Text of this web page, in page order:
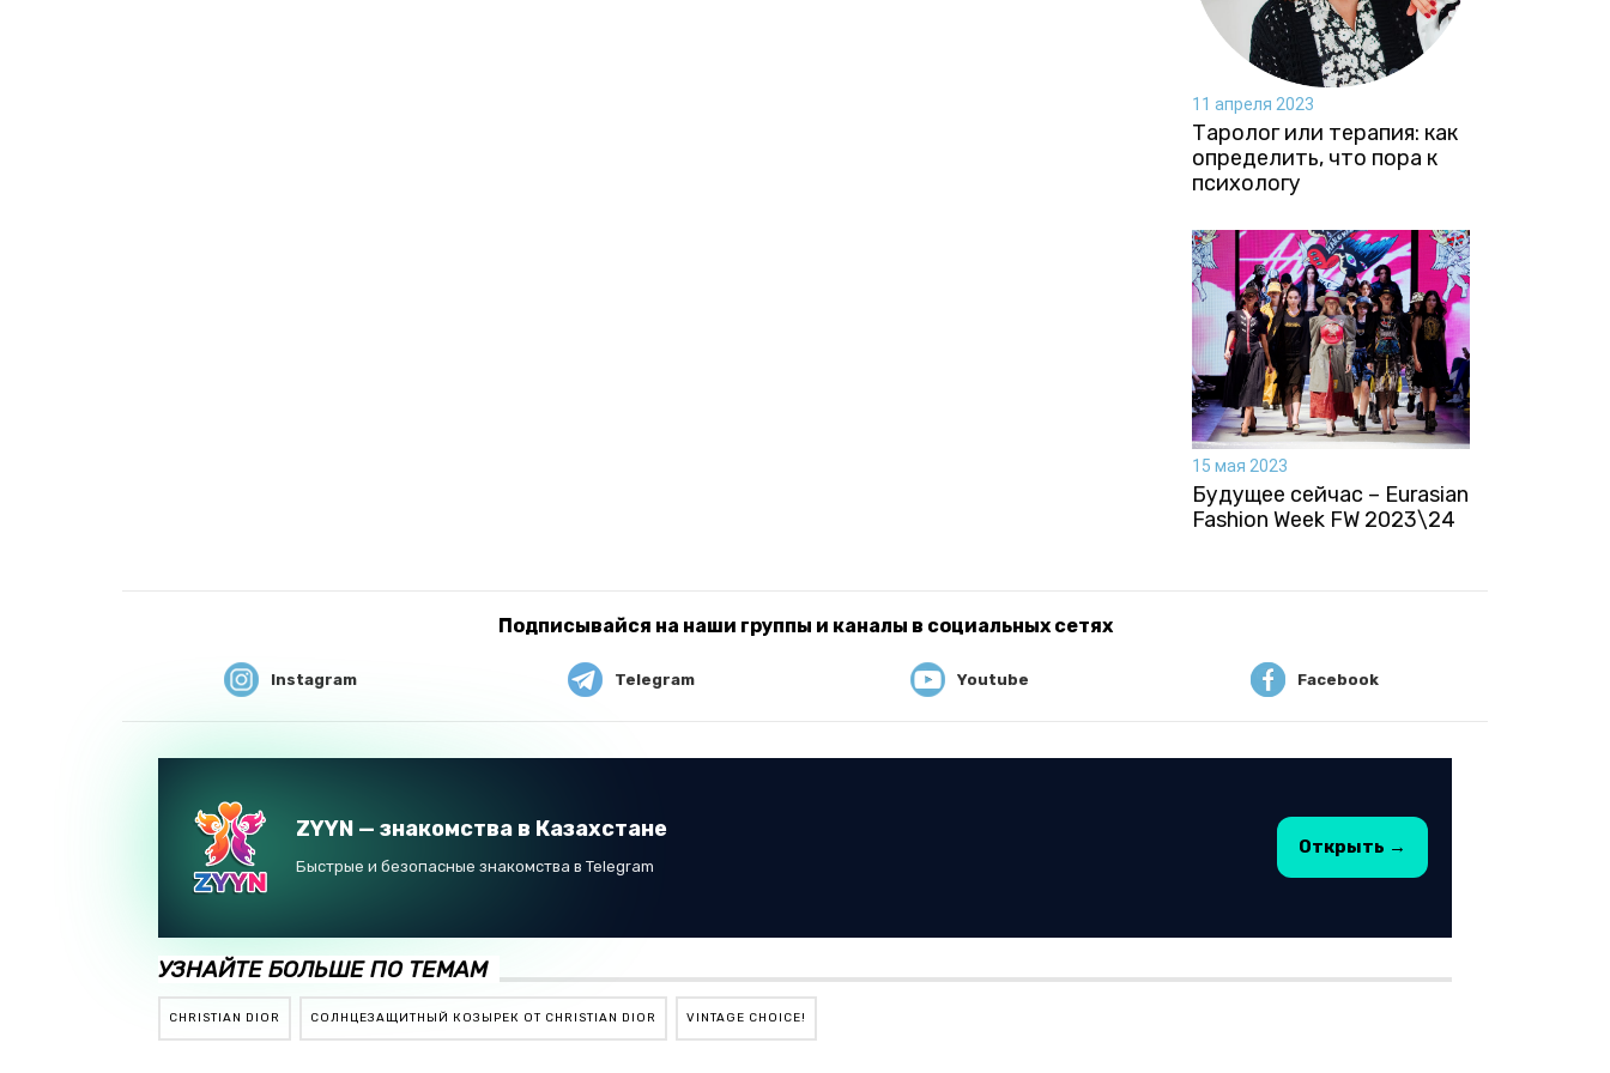
11 апреля 2023
Таролог или терапия: как
определить, что пора к
психологу
15 мая 2023
Будущее сейчас – Eurasian
Fashion Week FW 2023\24
Подписывайся на наши группы и каналы в социальных сетях
Instagram Telegram Youtube Facebook
ZYYN — знакомства в Казахстане
Быстрые и безопасные знакомства в Telegram
Открыть →
УЗНАЙТЕ БОЛЬШЕ ПО ТЕМАМ
CHRISTIAN DIOR CОЛНЦЕЗАЩИТНЫЙ КОЗЫРЕК ОТ CHRISTIAN DIOR VINTAGE CHOICE!